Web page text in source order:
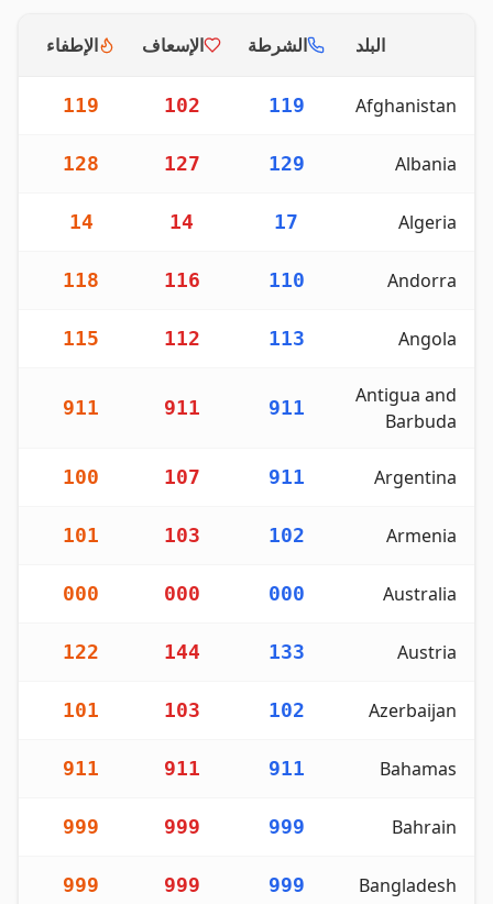
البلد الشرطة الإسعاف الإطفاء
Afghanistan
119
102
119
Albania
129
127
128
Algeria
17
14
14
Andorra
110
116
118
Angola
113
112
115
Antigua and
Barbuda
911
911
911
Argentina
911
107
100
Armenia
102
103
101
Australia
000
000
000
Austria
133
144
122
Azerbaijan
102
103
101
Bahamas
911
911
911
Bahrain
999
999
999
Bangladesh
999
999
999